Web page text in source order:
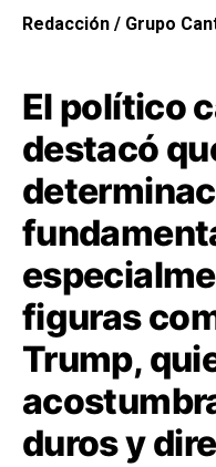
Redacción / Grupo
El político
destacó
figuras
Trump,
duros y